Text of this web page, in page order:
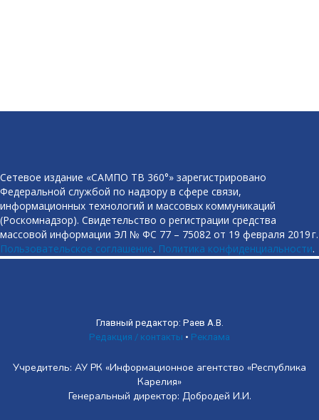
Сетевое издание «САМПО ТВ 360°» зарегистрировано
Федеральной службой по надзору в сфере связи,
информационных технологий и массовых коммуникаций
(Роскомнадзор). Свидетельство о регистрации средства
массовой информации ЭЛ № ФС 77 – 75082 от 19 февраля 2019 г.
Пользовательское соглашение. Политика конфиденциальности.
Главный редактор: Раев А.В.
Редакция / контакты • Реклама
Учредитель: АУ РК «Информационное агентство «Республика
Карелия»
Генеральный директор: Добродей И.И.